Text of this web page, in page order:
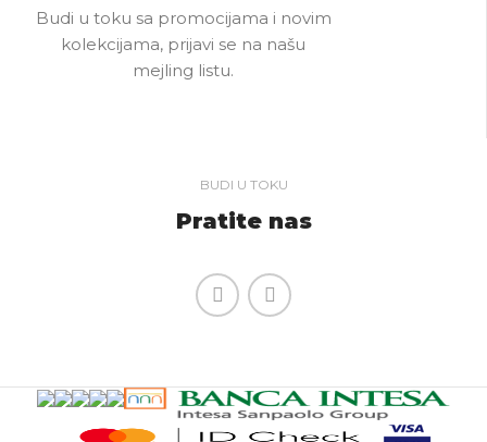
Budi u toku sa promocijama i novim
kolekcijama, prijavi se na našu
mejling listu.
BUDI U TOKU
Pratite nas